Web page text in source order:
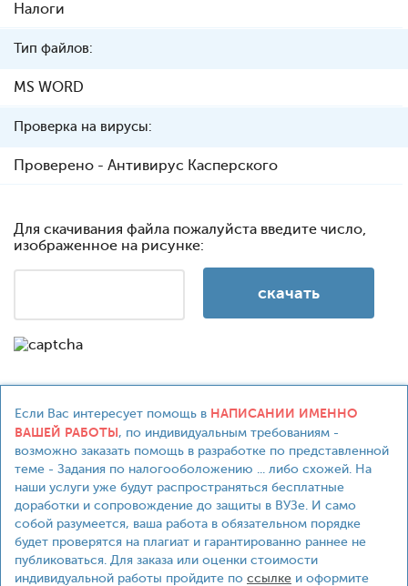
Налоги
Тип файлов:
MS WORD
Проверка на вирусы:
Проверено - Антивирус Касперского
Для скачивания файла пожалуйста введите число,
изображенное на рисунке:
Если Вас интересует помощь в НАПИСАНИИ ИМЕННО
ВАШЕЙ РАБОТЫ, по индивидуальным требованиям -
возможно заказать помощь в разработке по представленной
теме - Задания по налогооболожению ... либо схожей. На
наши услуги уже будут распространяться бесплатные
доработки и сопровождение до защиты в ВУЗе. И само
собой разумеется, ваша работа в обязательном порядке
будет проверятся на плагиат и гарантированно раннее не
публиковаться. Для заказа или оценки стоимости
индивидуальной работы пройдите по ссылке и оформите